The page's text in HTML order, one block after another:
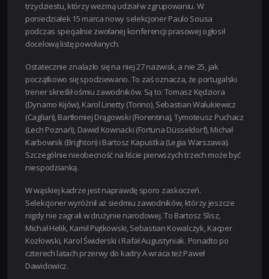
trzydziestu, którzy wezmą udział w zgrupowaniu. W
poniedziałek 15 marca nowy selekcjoner Paulo Sousa
podczas specjalnie zwołanej konferencji prasowej ogłosił
docelową listę powołanych.
Ostatecznie znalazło się na niej 27 nazwisk, a nie 25, jak
początkowo się spodziewano. To zaś oznacza, że portugalski
trener skreślił ośmiu zawodników. Są to: Tomasz Kędziora
(Dynamo Kijów), Karol Linetty (Torino), Sebastian Walukiewicz
(Cagliari), Bartłomiej Drągowski (Fiorentina), Tymoteusz Puchacz
(Lech Poznań), Dawid Kownacki (Fortuna Düsseldorf), Michał
Karbownik (Brighton) i Bartosz Kapustka (Legia Warszawa).
Szczególnie nieobecność na liście pierwszych trzech może być
niespodzianką.
W wąskiej kadrze jest naprawdę sporo zaskoczeń.
Selekcjoner wyróżnił aż siedmiu zawodników, którzy jeszcze
nigdy nie zagrali w drużynie narodowej. To Bartosz Slisz,
Michał Helik, Kamil Piątkowski, Sebastian Kowalczyk, Kacper
Kozłowski, Karol Świderski i Rafał Augustyniak. Ponadto po
czterech latach przerwy do kadry A wraca też Paweł
Dawidowicz.